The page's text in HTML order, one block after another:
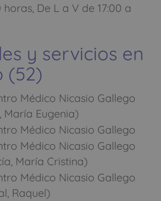
horas, De L a V de 17:00 a
y servicios en
(52)
Médico Nicasio Gallego
María Eugenia)
Médico Nicasio Gallego
Médico Nicasio Gallego
María Cristina)
Médico Nicasio Gallego
Raquel)